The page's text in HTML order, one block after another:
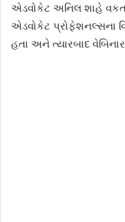
એડવોકેટ અનિલ શાહે
એડવોકેટ પ્રોફેશનલ્સના
હતા અને ત્યારબાદ